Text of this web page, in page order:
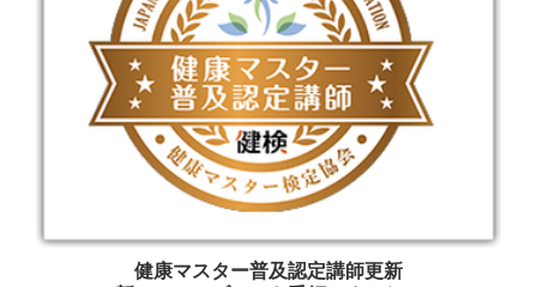
健康マスター普及認定講師更新